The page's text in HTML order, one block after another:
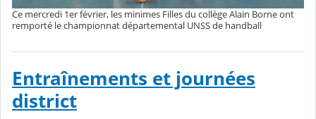
Ce mercredi 1er février, les minimes Filles du collège Alain Borne ont
remporté le championnat départemental UNSS de handball
Entraînements et journées
district